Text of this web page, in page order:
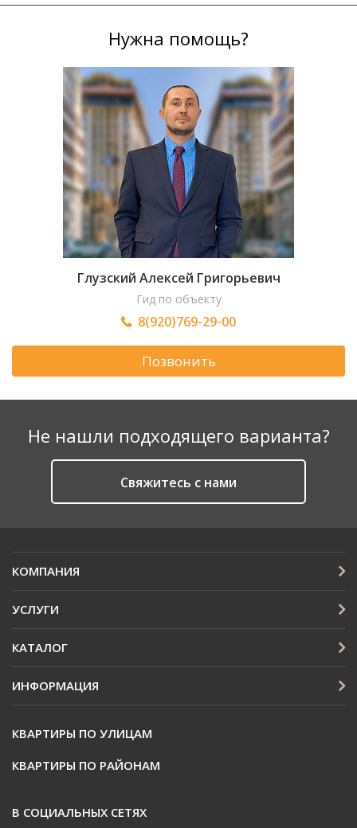
Нужна помощь?
Глузский Алексей Григорьевич
Гид по объекту
8(920)769-29-00
Позвонить
Не нашли подходящего варианта?
Cвяжитесь с нами
КОМПАНИЯ
УСЛУГИ
КАТАЛОГ
ИНФОРМАЦИЯ
КВАРТИРЫ ПО УЛИЦАМ
КВАРТИРЫ ПО РАЙОНАМ
В СОЦИАЛЬНЫХ СЕТЯХ